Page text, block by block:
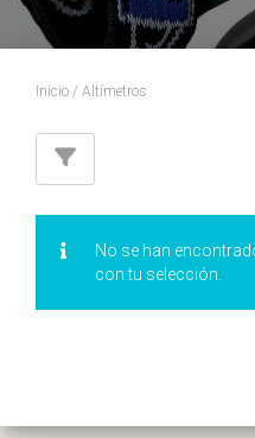
Inicio / Altímetros
No se han
con tu selección.